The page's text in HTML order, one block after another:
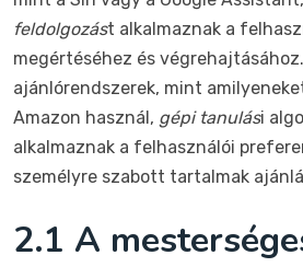
feldolgozást alkalmaznak a
megértéséhez és
ajánlórendszerek, mint
Amazon használ, gépi tanulási
alkalmaznak a felhasználói
személyre szabott tartalmak
2.1 A